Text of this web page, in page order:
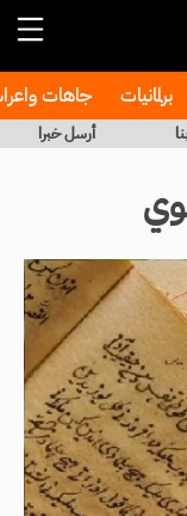
برلمانيات جاهات
أرسل خبرا